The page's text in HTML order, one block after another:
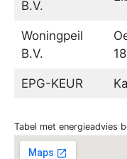
B.V.
Woningpeil
B.V.
EPG-KEUR
Tabel met energieadvies